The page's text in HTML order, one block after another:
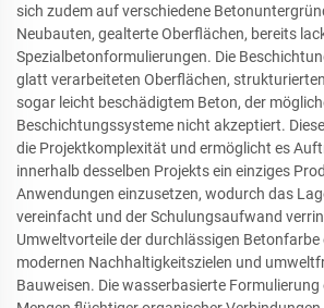
sich zudem auf verschiedene
Neubauten, gealterte Oberflächen, bereits
Spezialbetonformulierungen. Die
glatt verarbeiteten Oberflächen,
sogar leicht beschädigtem Beton, der
Beschichtungssysteme nicht akzeptiert.
die Projektkomplexität und ermöglicht es
innerhalb desselben Projekts ein einziges
Anwendungen einzusetzen, wodurch das
vereinfacht und der Schulungsaufwand
Umweltvorteile der durchlässigen Betonfarbe
modernen Nachhaltigkeitszielen und
Bauweisen. Die wasserbasierte